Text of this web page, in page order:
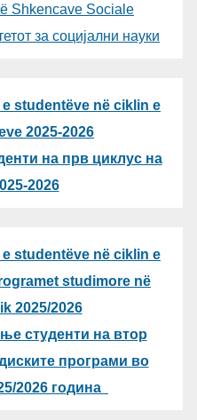
Shkencave Sociale
за социјални науки
studentëve në ciklin e
2025-2026
на прв циклус на
2026
studentëve në ciklin e
studimore në
2025/2026
студенти на втор
програми во
2026 година